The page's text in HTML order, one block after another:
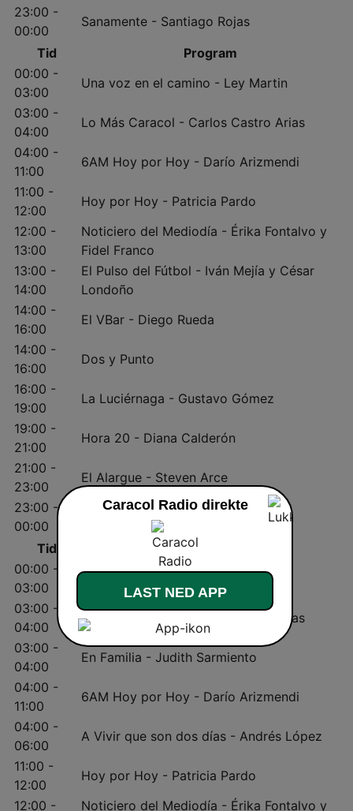
23:00 -
00:00
Sanamente - Santiago Rojas
Tid
Program
00:00 -
03:00
Una voz en el camino - Ley Martin
03:00 -
04:00
Lo Más Caracol - Carlos Castro Arias
04:00 -
11:00
6AM Hoy por Hoy - Darío Arizmendi
11:00 -
12:00
Hoy por Hoy - Patricia Pardo
12:00 -
13:00
Noticiero del Mediodía - Érika Fontalvo y
Fidel Franco
13:00 -
14:00
El Pulso del Fútbol - Iván Mejía y César
Londoño
14:00 -
16:00
El VBar - Diego Rueda
14:00 -
16:00
Dos y Punto
16:00 -
19:00
La Luciérnaga - Gustavo Gómez
19:00 -
21:00
Hora 20 - Diana Calderón
21:00 -
23:00
El Alargue - Steven Arce
23:00 -
00:00
Sanamente - Santiago Rojas
Tid
Program
00:00 -
03:00
Una voz en el camino - Ley Martin
03:00 -
04:00
Lo Más Caracol - Carlos Castro Arias
03:00 -
04:00
En Familia - Judith Sarmiento
04:00 -
11:00
6AM Hoy por Hoy - Darío Arizmendi
04:00 -
06:00
A Vivir que son dos días - Andrés López
11:00 -
12:00
Hoy por Hoy - Patricia Pardo
12:00 -
Noticiero del Mediodía - Érika Fontalvo y
Caracol Radio direkte
LAST NED APP